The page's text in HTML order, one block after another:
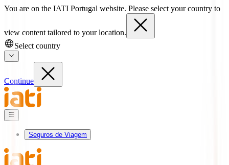
You are on the IATI Portugal website. Please select your country to
view content tailored to your location.
Select country
Continue
Seguros de Viagem